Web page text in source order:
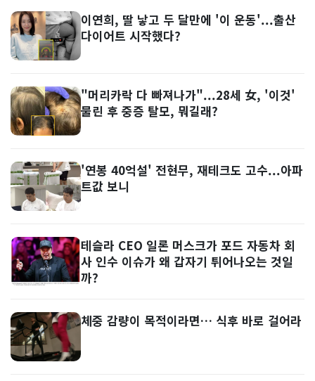
이연희, 딸 낳고 두 달만에 '이 운동'...출산
다이어트 시작했다?
"머리카락 다 빠져나가"...28세 女, '이것'
물린 후 중증 탈모, 뭐길래?
'연봉 40억설' 전현무, 재테크도 고수...아파
트값 보니
테슬라 CEO 일론 머스크가 포드 자동차 회
사 인수 이슈가 왜 갑자기 튀어나오는 것일
까?
체중 감량이 목적이라면… 식후 바로 걸어라